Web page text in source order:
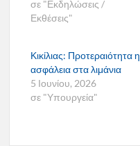
σε "Εκδηλώσεις /
Εκθέσεις"
Κικίλιας: Προτεραιότητα η
ασφάλεια στα λιμάνια
5 Ιουνίου, 2026
σε "Υπουργεία"